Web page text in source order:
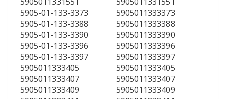
5905-01-133-3373
5905011333373
5905-01-133-3388
5905011333388
5905-01-133-3390
5905011333390
5905-01-133-3396
5905011333396
5905-01-133-3397
5905011333397
5905011333405
5905011333405
5905011333407
5905011333407
5905011333409
5905011333409